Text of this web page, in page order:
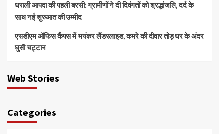
धराली आपदा की पहली बरसी: ग्रामीणों ने दी दिवंगतों को श्रद्धांजलि, दर्द के
साथ नई शुरुआत की उम्मीद
एसडीएम ऑफिस कैंपस में भयंकर लैंडस्लाइड, कमरे की दीवार तोड़ घर के अंदर
घुसी चट्टान
Web Stories
Categories